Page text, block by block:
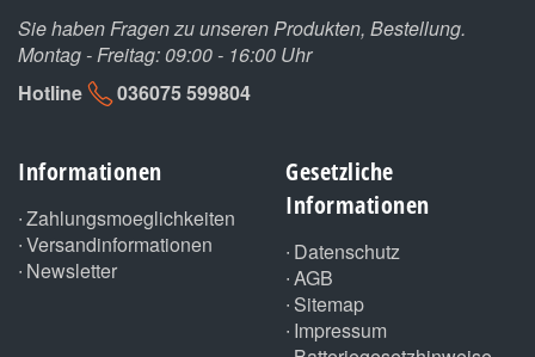
Sie haben Fragen zu unseren Produkten, Bestellung.
Montag - Freitag: 09:00 - 16:00 Uhr
Hotline
036075 599804
Informationen
Zahlungsmoeglichkeiten
Versandinformationen
Newsletter
Gesetzliche
Informationen
Datenschutz
AGB
Sitemap
Impressum